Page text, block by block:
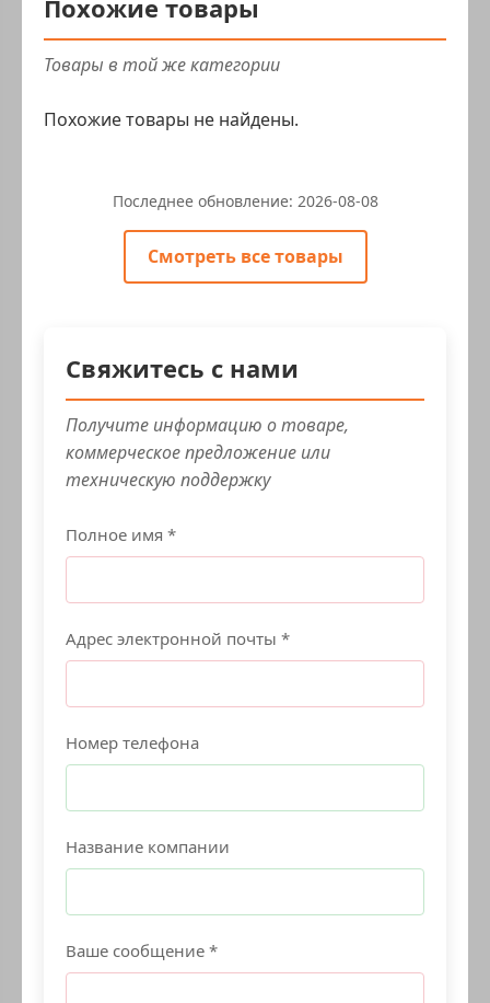
Похожие товары
Товары в той же категории
Похожие товары не найдены.
Последнее обновление: 2026-08-08
Смотреть все товары
Свяжитесь с нами
Получите информацию о товаре,
коммерческое предложение или
техническую поддержку
Полное имя *
Адрес электронной почты *
Номер телефона
Название компании
Ваше сообщение *